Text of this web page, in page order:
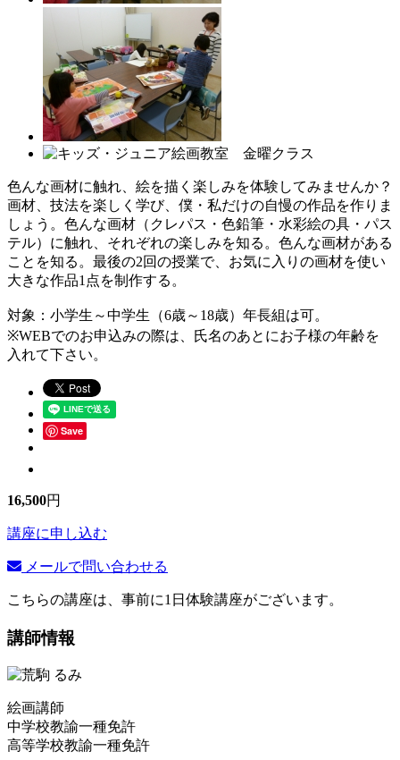
色んな画材に触れ、絵を描く楽しみを体験してみませんか？
画材、技法を楽しく学び、僕・私だけの自慢の作品を作りま
しょう。色んな画材（クレパス・色鉛筆・水彩絵の具・パス
テル）に触れ、それぞれの楽しみを知る。色んな画材がある
ことを知る。最後の2回の授業で、お気に入りの画材を使い
大きな作品1点を制作する。
対象：小学生～中学生（6歳～18歳）年長組は可。
※WEBでのお申込みの際は、氏名のあとにお子様の年齢を
入れて下さい。
Save
16,500円
講座に申し込む
メールで問い合わせる
こちらの講座は、事前に1日体験講座がございます。
講師情報
絵画講師
中学校教諭一種免許
高等学校教諭一種免許